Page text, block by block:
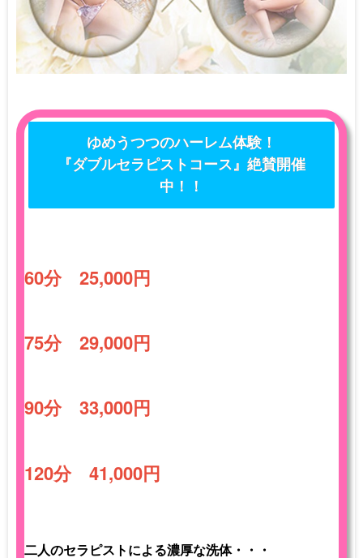
ゆめうつつのハーレム体験！
『ダブルセラピストコース』絶賛開催
中！！
60分 25,000円
75分 29,000円
90分 33,000円
120分 41,000円
二人のセラピストによる濃厚な洗体・・・